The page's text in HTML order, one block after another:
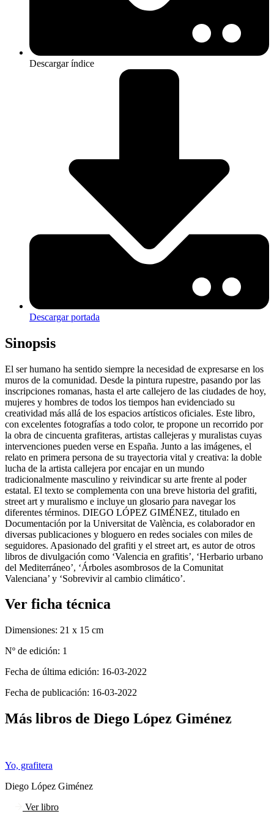
Descargar índice
Descargar portada
Sinopsis
El ser humano ha sentido siempre la necesidad de expresarse en los
muros de la comunidad. Desde la pintura rupestre, pasando por las
inscripciones romanas, hasta el arte callejero de las ciudades de hoy,
mujeres y hombres de todos los tiempos han evidenciado su
creatividad más allá de los espacios artísticos oficiales. Este libro,
con excelentes fotografías a todo color, te propone un recorrido por
la obra de cincuenta grafiteras, artistas callejeras y muralistas cuyas
intervenciones pueden verse en España. Junto a las imágenes, el
relato en primera persona de su trayectoria vital y creativa: la doble
lucha de la artista callejera por encajar en un mundo
tradicionalmente masculino y reivindicar su arte frente al poder
estatal. El texto se complementa con una breve historia del grafiti,
street art y muralismo e incluye un glosario para navegar los
diferentes términos. DIEGO LÓPEZ GIMÉNEZ, titulado en
Documentación por la Universitat de València, es colaborador en
diversas publicaciones y bloguero en redes sociales con miles de
seguidores. Apasionado del grafiti y el street art, es autor de otros
libros de divulgación como ‘Valencia en grafitis’, ‘Herbario urbano
del Mediterráneo’, ‘Árboles asombrosos de la Comunitat
Valenciana’ y ‘Sobrevivir al cambio climático’.
Ver ficha técnica
Dimensiones: 21 x 15 cm
Nº de edición: 1
Fecha de última edición: 16-03-2022
Fecha de publicación: 16-03-2022
Más libros de Diego López Giménez
Yo, grafitera
Diego López Giménez
Ver libro